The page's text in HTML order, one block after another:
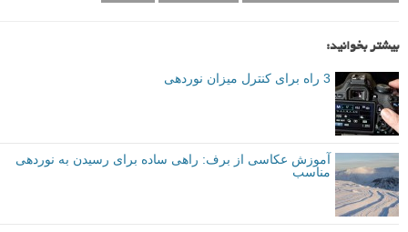
بیشتر بخوانید:
3 راه برای کنترل میزان نوردهی
آموزش عکاسی از برف: راهی ساده برای رسیدن به نوردهی
مناسب